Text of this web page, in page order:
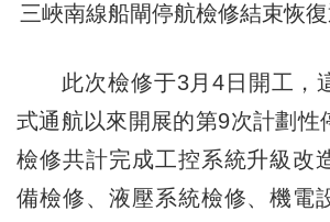
三峽南線船閘停航檢修結束恢
此次檢修于3月4日開工，
式通航以來開展的第9次計劃性
檢修共計完成工控系統升級改
備檢修、液壓系統檢修、機電